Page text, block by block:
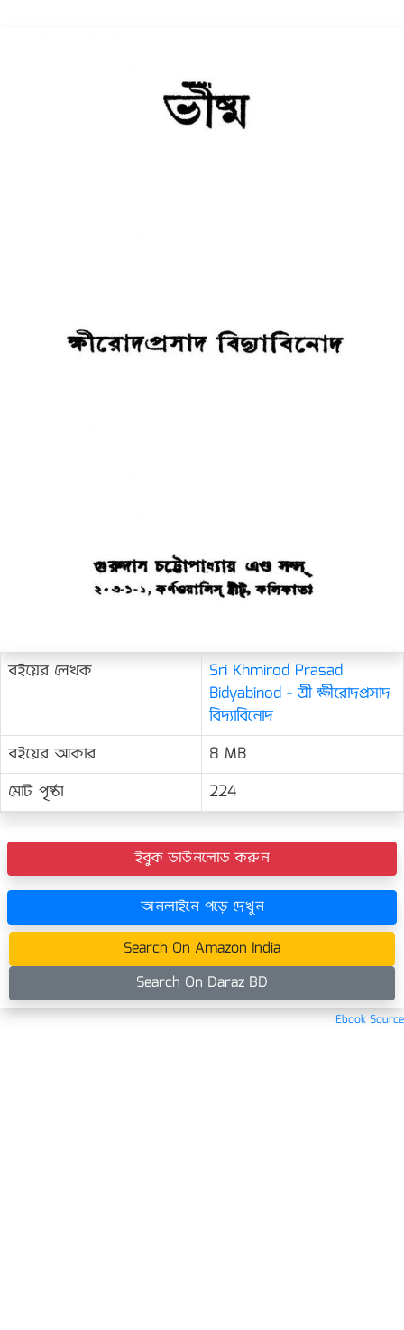
বইয়ের লেখক
Sri Khmirod Prasad
Bidyabinod - শ্রী ক্ষীরোদপ্রসাদ
বিদ্যাবিনোদ
বইয়ের আকার
8 MB
মোট পৃষ্ঠা
224
ইবুক ডাউনলোড করুন
অনলাইনে পড়ে দেখুন
Search On Amazon India
Search On Daraz BD
Ebook Source